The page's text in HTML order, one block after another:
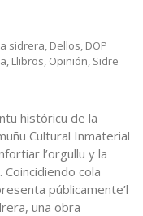
sidrera Dellos DOP
Llibros Opinión Sidre
históricu de la
Cultural Inmaterial
l’orgullu y la
cola
públicamente’l
una obra